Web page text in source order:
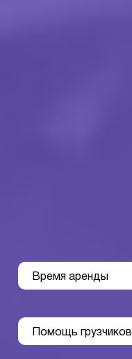
Время аренды
Помощь грузчиков